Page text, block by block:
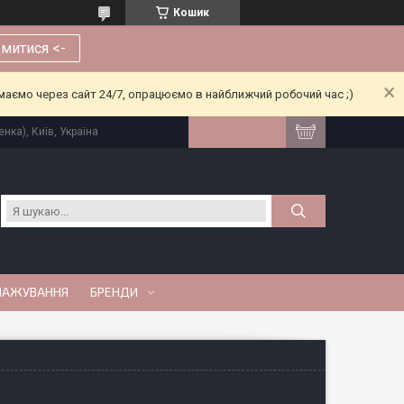
Кошик
<-
через сайт 24/7, опрацюємо в найближчий робочий час ;)
Київ, Україна
БРЕНДИ